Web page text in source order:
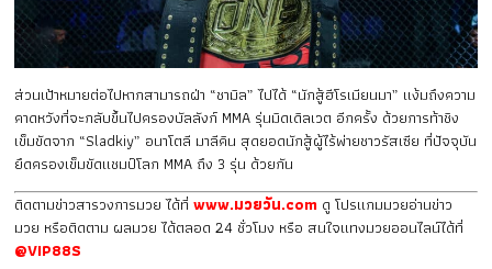
ส่วนเป้าหมายต่อไปหากสามารถฝ่า “ชามิล” ไปได้ “นักสู้ฮีโรเมียนมา” แง้มถึงความ
คาดหวังที่จะกลับขึ้นไปครองบัลลังก์ MMA รุ่นมิดเดิลเวต อีกครั้ง ด้วยการท้าชิง
เข็มขัดจาก “Sladkiy” อนาโตลี มาลีคิน สุดยอดนักสู้ผู้ไร้พ่ายชาวรัสเซีย ที่ปัจจุบัน
ยึดครองเข็มขัดแชมป์โลก MMA ถึง 3 รุ่น ด้วยกัน
ติดตามข่าวสารวงการมวย ได้ที่www.มวยวัน.com ดู โปรแกมมวยอ่านข่าว
มวย หรือติดตาม ผลมวย ได้ตลอด 24 ชั่วโมง หรือ สนใจแทงมวยออนไลน์ได้ที่
@VIP88S